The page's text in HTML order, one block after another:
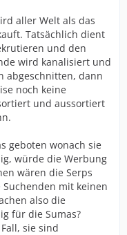
aller Welt als das
Tatsächlich dient
und den
wird kanalisiert und
abgeschnitten, dann
noch keine
und aussortiert
geboten wonach sie
würde die Werbung
wären die Serps
mit keinen
also die
für die Sumas?
sie sind